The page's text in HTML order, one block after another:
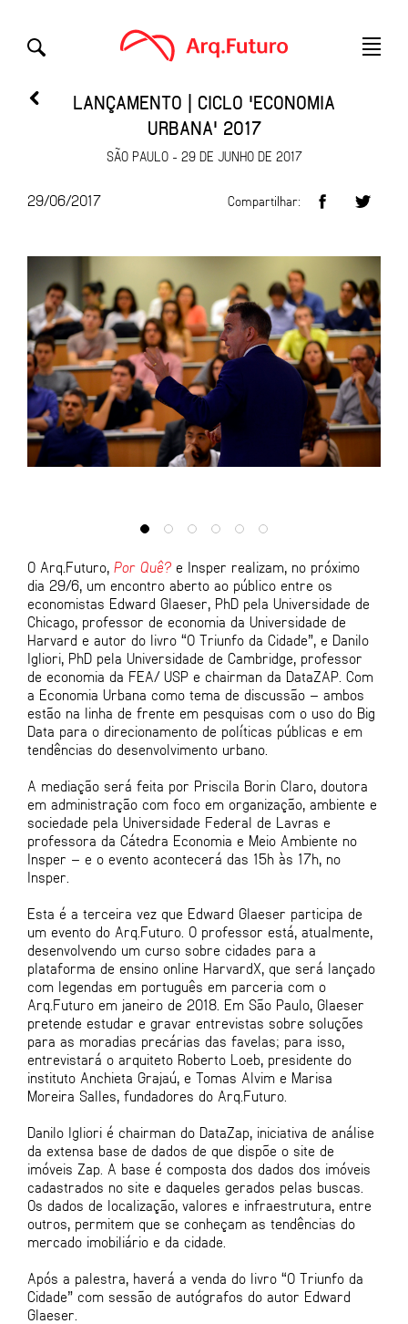
LANÇAMENTO | CICLO 'ECONOMIA
URBANA' 2017
SÃO PAULO - 29 DE JUNHO DE 2017
29/06/2017 Compartilhar:
O Arq.Futuro, Por Quê? e Insper realizam, no próximo
dia 29/6, um encontro aberto ao público entre os
economistas Edward Glaeser, PhD pela Universidade de
Chicago, professor de economia da Universidade de
Harvard e autor do livro “O Triunfo da Cidade”, e Danilo
Igliori, PhD pela Universidade de Cambridge, professor
de economia da FEA/ USP e chairman da DataZAP. Com
a Economia Urbana como tema de discussão – ambos
estão na linha de frente em pesquisas com o uso do Big
Data para o direcionamento de políticas públicas e em
tendências do desenvolvimento urbano.
A mediação será feita por Priscila Borin Claro, doutora
em administração com foco em organização, ambiente e
sociedade pela Universidade Federal de Lavras e
professora da Cátedra Economia e Meio Ambiente no
Insper – e o evento acontecerá das 15h às 17h, no
Insper.
Esta é a terceira vez que Edward Glaeser participa de
um evento do Arq.Futuro. O professor está, atualmente,
desenvolvendo um curso sobre cidades para a
plataforma de ensino online HarvardX, que será lançado
com legendas em português em parceria com o
Arq.Futuro em janeiro de 2018. Em São Paulo, Glaeser
pretende estudar e gravar entrevistas sobre soluções
para as moradias precárias das favelas; para isso,
entrevistará o arquiteto Roberto Loeb, presidente do
instituto Anchieta Grajaú, e Tomas Alvim e Marisa
Moreira Salles, fundadores do Arq.Futuro.
Danilo Igliori é chairman do DataZap, iniciativa de análise
da extensa base de dados de que dispõe o site de
imóveis Zap. A base é composta dos dados dos imóveis
cadastrados no site e daqueles gerados pelas buscas.
Os dados de localização, valores e infraestrutura, entre
outros, permitem que se conheçam as tendências do
mercado imobiliário e da cidade.
Após a palestra, haverá a venda do livro “O Triunfo da
Cidade” com sessão de autógrafos do autor Edward
Glaeser.